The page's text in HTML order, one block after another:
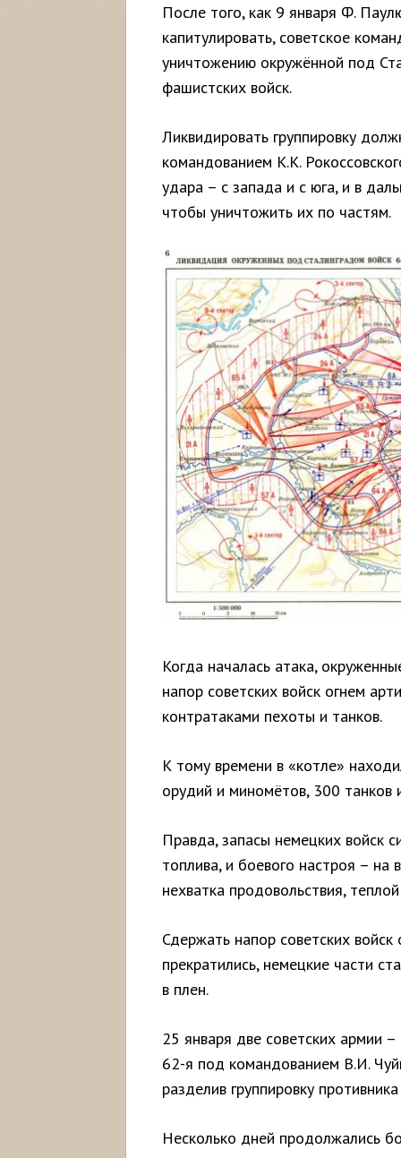
После того, как 9 января Ф.
капитулировать, советское
уничтожению окружённой под
фашистских войск.
Ликвидировать группировку
командованием К.К.
удара – с запада и с юга, и в
чтобы уничтожить их по частям.
Когда началась атака,
напор советских войск огнем
контратаками пехоты и танков.
К тому времени в «котле»
орудий и миномётов, 300 танков
Правда, запасы немецких войск
топлива, и боевого настроя – на
нехватка продовольствия,
Сдержать напор советских
прекратились, немецкие части
в плен.
25 января две советских армии
62-я под командованием В.И.
разделив группировку
Несколько дней продолжались